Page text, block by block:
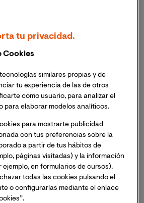
Humanización de la Asistencia
Universidad Internacional de
ASISA y Proyecto HU-CI,
tu privacidad.
Cookies
similares propias y de
tu experiencia de las de otros
como usuario, para analizar el
para elaborar modelos analíticos.
para mostrarte publicidad
con tus preferencias sobre la
a partir de tus hábitos de
páginas visitadas) y la información
en formularios de cursos).
todas las cookies pulsando el
o configurarlas mediante el enlace